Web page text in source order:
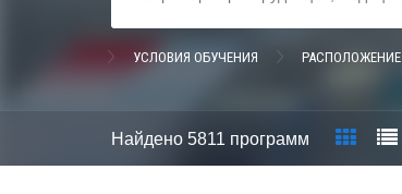
УСЛОВИЯ ОБУЧЕНИЯ РАСПОЛОЖЕНИЕ
Найдено 5811 программ